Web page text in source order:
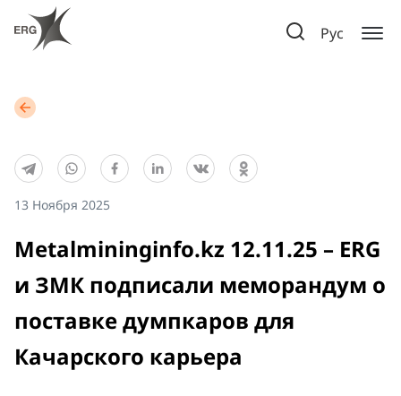
Рус
13 Ноября 2025
Metalmininginfo.kz 12.11.25 – ERG
и ЗМК подписали меморандум о
поставке думпкаров для
Качарского карьера